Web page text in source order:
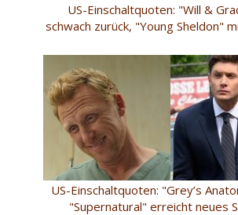
US-Einschaltquoten: "Will &
schwach zurück, "Young Sheldon"
US-Einschaltquoten: "Grey’s
"Supernatural" erreicht neues